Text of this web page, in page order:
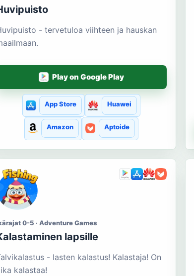
- tervetuloa viihteen ja hauskan
Play on Google Play
App Store Huawei
Amazon Aptoide
0-5 · Adventure Games
lapsille
- lasten kalastus! Kalastaja! On
kalastaa!